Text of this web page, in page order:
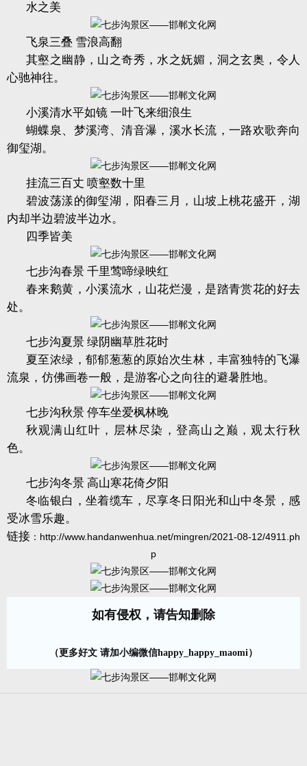
水之美
飞泉三叠 雪浪高翻
其壑之幽静，山之奇秀，水之妩媚，洞之玄奥，令人
心驰神往。
小溪清水平如镜 一叶飞来细浪生
蝴蝶泉、梦溪湾、清音瀑，溪水长流，一路欢歌奔向
御玺湖。
挂流三百丈 喷壑数十里
碧波荡漾的御玺湖，阳春三月，山坡上桃花盛开，湖
内却半边碧波半边水。
四季皆美
七步沟春景 千里莺啼绿映红
春来鹅黄，小溪流水，山花烂漫，是踏青赏花的好去
处。
七步沟夏景 绿阴幽草胜花时
夏至浓绿，郁郁葱葱的原始次生林，丰富独特的飞瀑
流泉，仿佛画卷一般，是游客心之向往的避暑胜地。
七步沟秋景 停车坐爱枫林晚
秋观满山红叶，层林尽染，登高山之巅，观太行秋
色。
七步沟冬景 高山寒花倚夕阳
冬临银白，坐着缆车，尽享冬日阳光和山中冬景，感
受冰雪乐趣。
链接 ： http://www.handanwenhua.net/mingren/2021-08-12/4911.ph
p
如有侵权，请告知删除
（更多好文 请加小编微信happy_happy_maomi）